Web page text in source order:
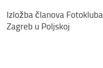
Izložba članova Fotokluba
Zagreb u Poljskoj